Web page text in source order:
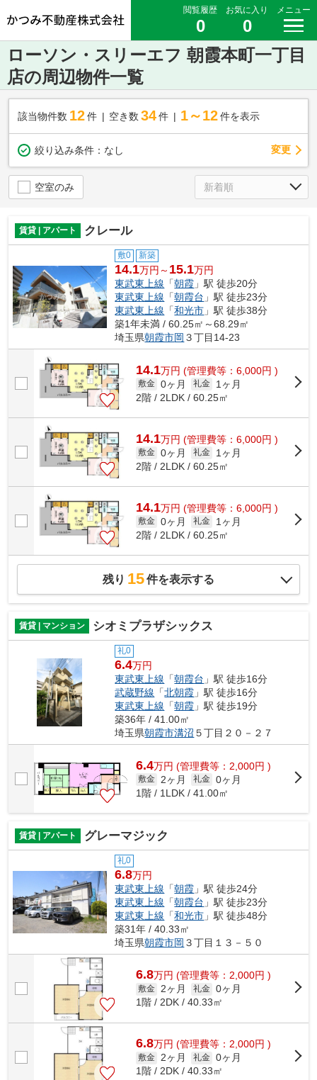
閲覧履歴
0
お気に入り
0
メニュー
ローソン・スリーエフ 朝霞本町一丁目
店の周辺物件一覧
該当物件数 12件 空き数 34 件 1～12 件を表示
絞り込み条件： なし 変更
空室のみ
賃貸 | アパート クレール
敷0 新築
14.1万円～ 15.1万円
東武東上線 「朝霞 」駅 徒歩20分
東武東上線 「朝霞台 」駅 徒歩23分
東武東上線 「和光市 」駅 徒歩38分
築1年未満 / 60.25㎡～68.29㎡
埼玉県朝霞市岡 ３丁目14-23
14.1万円 (管理費等：6,000円 )
敷金 0ヶ月 礼金
1ヶ月
2階 / 2LDK / 60.25㎡
14.1万円 (管理費等：6,000円 )
敷金 0ヶ月 礼金
1ヶ月
2階 / 2LDK / 60.25㎡
14.1万円 (管理費等：6,000円 )
敷金 0ヶ月 礼金
1ヶ月
2階 / 2LDK / 60.25㎡
残り 15件を表示する
賃貸 | マンション シオミプラザシックス
礼0
6.4万円
東武東上線 「朝霞台 」駅 徒歩16分
武蔵野線 「北朝霞 」駅 徒歩16分
東武東上線 「朝霞 」駅 徒歩19分
築36年 / 41.00㎡
埼玉県朝霞市溝沼 ５丁目２０－２７
6.4万円 (管理費等：2,000円 )
敷金 2ヶ月 礼金 0ヶ月
1階 / 1LDK / 41.00㎡
賃貸 | アパート グレーマジック
礼0
6.8万円
東武東上線 「朝霞 」駅 徒歩24分
東武東上線 「朝霞台 」駅 徒歩23分
東武東上線 「和光市 」駅 徒歩48分
築31年 / 40.33㎡
埼玉県朝霞市岡 ３丁目１３－５０
6.8万円 (管理費等：2,000円 )
敷金 2ヶ月 礼金 0ヶ月
1階 / 2DK / 40.33㎡
6.8万円 (管理費等：2,000円 )
敷金 2ヶ月 礼金 0ヶ月
1階 / 2DK / 40.33㎡